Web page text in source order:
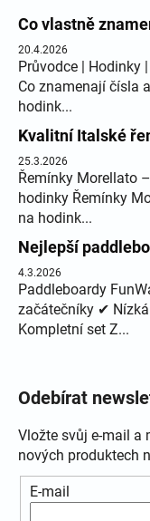
Co vlastně
20.4.2026
Průvodce | Hodinky
Co znamenají čísla
hodink...
Kvalitní Italské
25.3.2026
Řemínky Morellato
hodinky Řemínky
na hodink...
Nejlepší
4.3.2026
Paddleboardy
začátečníky ✔
Kompletní set Z...
Odebírat
Vložte svůj e-mail a
nových produktech
E-mail